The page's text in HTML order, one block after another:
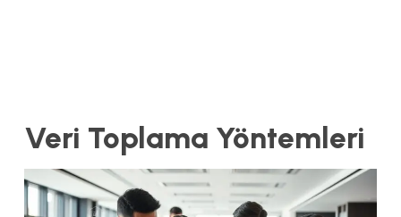
Veri Toplama Yöntemleri